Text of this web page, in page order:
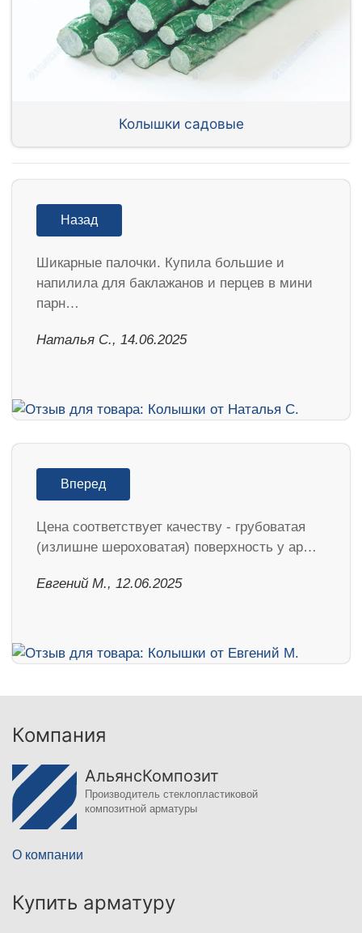
Колышки садовые
Назад
Шикарные палочки. Купила большие и
напилила для баклажанов и перцев в мини
парн…
Наталья С., 14.06.2025
Вперед
Цена соответствует качеству - грубоватая
(излишне шероховатая) поверхность у ар…
Евгений М., 12.06.2025
Компания
АльянсКомпозит
Производитель стеклопластиковой
композитной арматуры
О компании
Купить арматуру